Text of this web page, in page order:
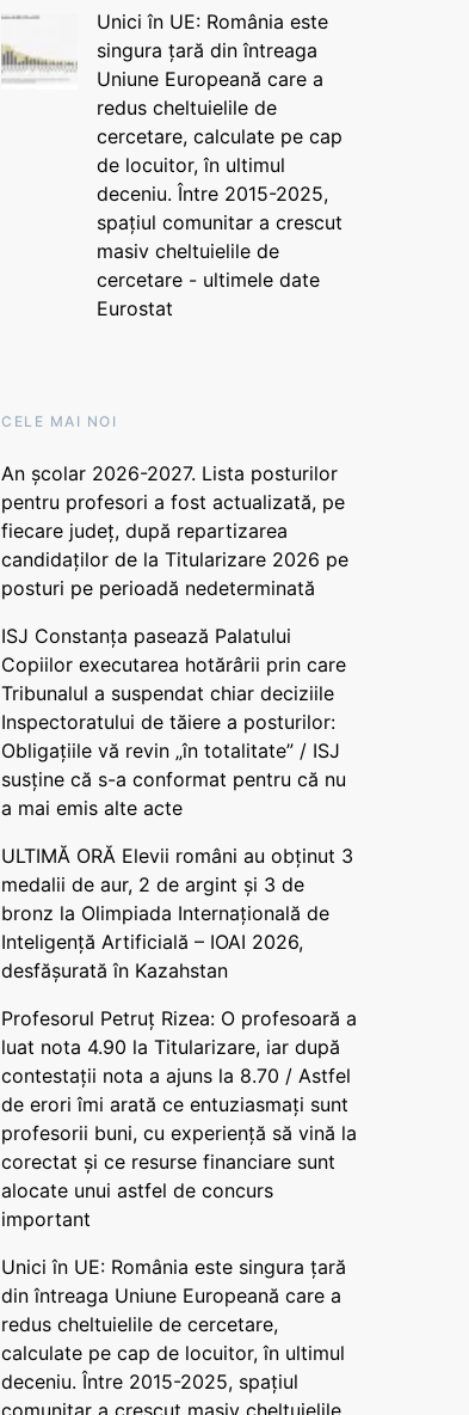
Unici în UE: România este
singura țară din întreaga
Uniune Europeană care a
redus cheltuielile de
cercetare, calculate pe cap
de locuitor, în ultimul
deceniu. Între 2015-2025,
spațiul comunitar a crescut
masiv cheltuielile de
cercetare - ultimele date
Eurostat
CELE MAI NOI
An școlar 2026-2027. Lista posturilor
pentru profesori a fost actualizată, pe
fiecare județ, după repartizarea
candidaților de la Titularizare 2026 pe
posturi pe perioadă nedeterminată
ISJ Constanța pasează Palatului
Copiilor executarea hotărârii prin care
Tribunalul a suspendat chiar deciziile
Inspectoratului de tăiere a posturilor:
Obligațiile vă revin „în totalitate” / ISJ
susține că s-a conformat pentru că nu
a mai emis alte acte
ULTIMĂ ORĂ Elevii români au obținut 3
medalii de aur, 2 de argint și 3 de
bronz la Olimpiada Internațională de
Inteligență Artificială – IOAI 2026,
desfășurată în Kazahstan
Profesorul Petruț Rizea: O profesoară a
luat nota 4.90 la Titularizare, iar după
contestații nota a ajuns la 8.70 / Astfel
de erori îmi arată ce entuziasmați sunt
profesorii buni, cu experiență să vină la
corectat și ce resurse financiare sunt
alocate unui astfel de concurs
important
Unici în UE: România este singura țară
din întreaga Uniune Europeană care a
redus cheltuielile de cercetare,
calculate pe cap de locuitor, în ultimul
deceniu. Între 2015-2025, spațiul
comunitar a crescut masiv cheltuielile